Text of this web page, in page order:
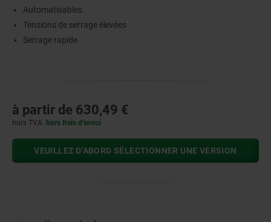
Automatisables
Tensions de serrage élevées
Serrage rapide
à partir de 630,49 €
hors TVA hors frais d’envoi
VEUILLEZ D’ABORD SÉLECTIONNER UNE VERSION